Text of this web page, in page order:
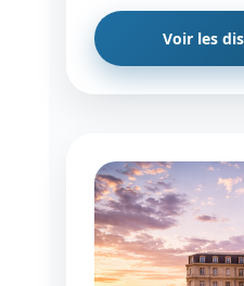
Voir les